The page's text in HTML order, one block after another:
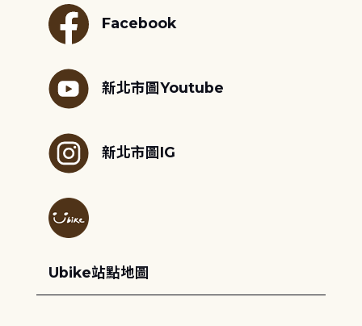
Facebook
新北市圖Youtube
新北市圖IG
Ubike站點地圖